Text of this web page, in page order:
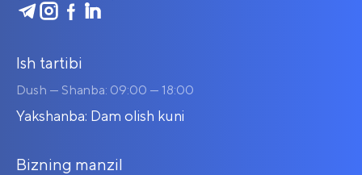
Ish tartibi
Dush — Shanba: 09:00 — 18:00
Yakshanba: Dam olish kuni
Bizning manzil